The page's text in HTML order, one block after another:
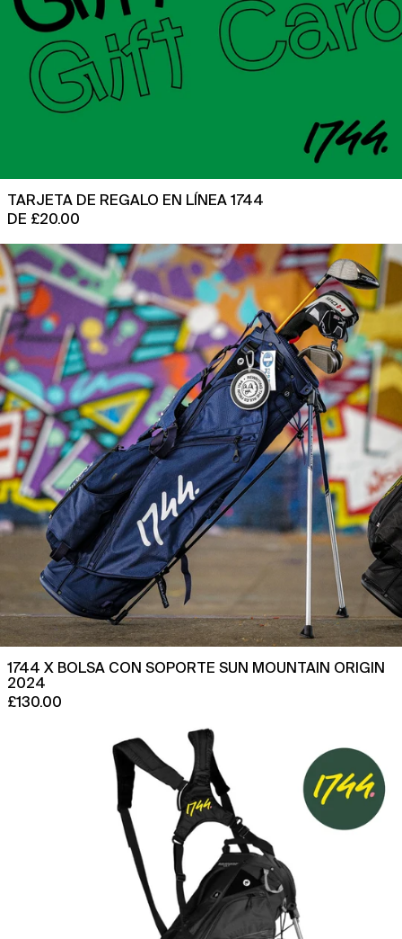
TARJETA DE REGALO EN LÍNEA 1744
DE £20.00
1744
x
Bolsa
con
soporte
Sun
Mountain
Origin
2024
1744 X BOLSA CON SOPORTE SUN MOUNTAIN ORIGIN
2024
£130.00
1744
Bolsa
con
soporte
exclusiva
de
Sun
Mountain
2024